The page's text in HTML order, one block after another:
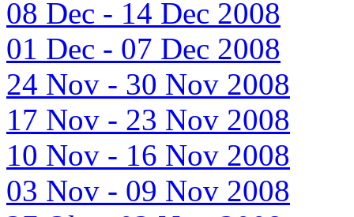
08 Dec - 14 Dec 2008
01 Dec - 07 Dec 2008
24 Nov - 30 Nov 2008
17 Nov - 23 Nov 2008
10 Nov - 16 Nov 2008
03 Nov - 09 Nov 2008